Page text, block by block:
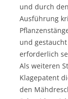
und durch
Ausführung
und
erforderlich
Als weiteren
Klagepatent
den